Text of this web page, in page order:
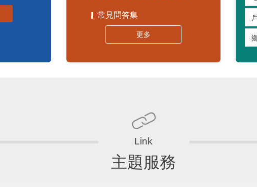
常見問答集
更多
主題服務